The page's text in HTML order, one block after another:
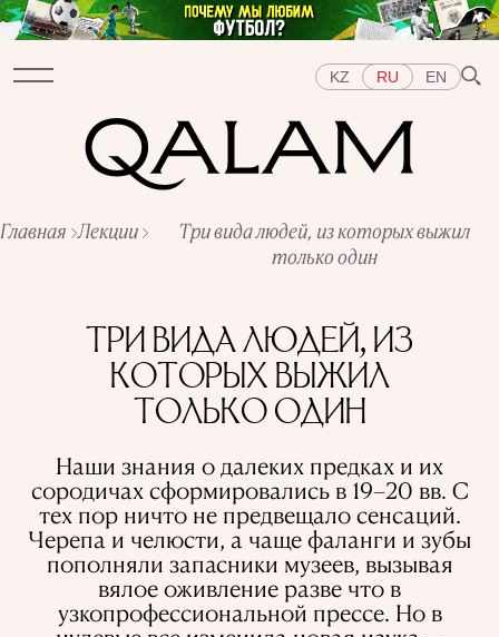
KZ RU EN
Разделы
ИСТОРИИ
КОРОТКО
ВОСТОК
ЗАПАД
ЦЕНТРАЛЬНАЯ АЗИЯ
КАЗАХСТАН
ЛЮДИ
ИСКУССТВО
ВКУС ИСТОРИИ
ГОРОДА
РЕПРЕССИИ В СССР
ИСТОРИЯ НАУКИ ПРОФЕССИИ
ИСПОЛЬЗОВАНИЕ ИНФОРМАЦИИ
ПОЛИТИКА КОНФИДЕНЦИАЛЬНОСТИ
О ПРОЕКТЕ
РЕКЛАМА В QALAM
НАШИ АВТОРЫ
Главная Лекции
Три вида людей, из которых выжил
только один
ТРИ ВИДА ЛЮДЕЙ, ИЗ
КОТОРЫХ ВЫЖИЛ
ТОЛЬКО ОДИН
Наши знания о далеких предках и их
сородичах сформировались в 19–20 вв. С
тех пор ничто не предвещало сенсаций.
Черепа и челюсти, а чаще фаланги и зубы
пополняли запасники музеев, вызывая
вялое оживление разве что в
узкопрофессиональной прессе. Но в